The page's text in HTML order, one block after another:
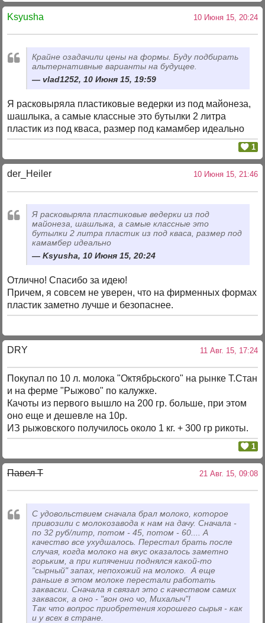
Ksyusha 10 Июня 15, 20:24
Крайне озадачили цены на формы. Буду подбирать
альтернативные варианты на будущее.
vlad1252, 10 Июня 15, 19:59
Я расковыряла пластиковые ведерки из под майонеза,
шашлыка, а самые классные это бутылки 2 литра
пластик из под кваса, размер под камамбер идеально
1
der_Heiler 10 Июня 15, 21:46
Я расковыряла пластиковые ведерки из под
майонеза, шашлыка, а самые классные это
бутылки 2 литра пластик из под кваса, размер под
камамбер идеально
Ksyusha, 10 Июня 15, 20:24
Отлично! Спасибо за идею!
Причем, я совсем не уверен, что на фирменных формах
пластик заметно лучше и безопаснее.
DRY 11 Авг. 15, 17:24
Покупал по 10 л. молока "Октябрьского" на рынке Т.Стан
и на ферме "Рыжово" по калужке.
Качоты из первого вышло на 200 гр. больше, при этом
оно еще и дешевле на 10р.
ИЗ рыжовского получилось около 1 кг. + 300 гр рикоты.
1
Павел T 21 Авг. 15, 09:08
С удовольствием сначала брал молоко, которое
привозили с молокозавода к нам на дачу. Сначала -
по 32 руб/литр, потом - 45, потом - 60.... А
качество все ухудшалось. Перестал брать после
случая, когда молоко на вкус оказалось заметно
горьким, а при кипячении поднялся какой-то
"сырный" запах, непохожий на молоко. А еще
раньше в этом молоке перестали работать
закваски. Сначала я связал это с качеством самих
заквасок, а оно - "вон оно чо, Михалыч"!
Так что вопрос приобретения хорошего сырья - как
и у всех в стране.